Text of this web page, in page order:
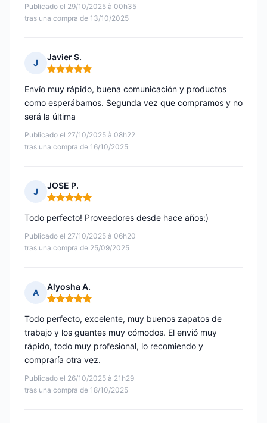
Publicado el 29/10/2025 à 00h35
tras una compra de 13/10/2025
J
Javier S.
Nota: 5 de 5
Publicado el 27/10/2025 à 08h22
tras una compra de 16/10/2025
Envío muy rápido, buena comunicación y productos
como esperábamos. Segunda vez que compramos y no
será la última
J
JOSE P.
Nota: 5 de 5
Publicado el 27/10/2025 à 06h20
tras una compra de 25/09/2025
Todo perfecto! Proveedores desde hace años:)
A
Alyosha A.
Nota: 5 de 5
Publicado el 26/10/2025 à 21h29
tras una compra de 18/10/2025
Todo perfecto, excelente, muy buenos zapatos de
trabajo y los guantes muy cómodos. El envió muy
rápido, todo muy profesional, lo recomiendo y
compraría otra vez.